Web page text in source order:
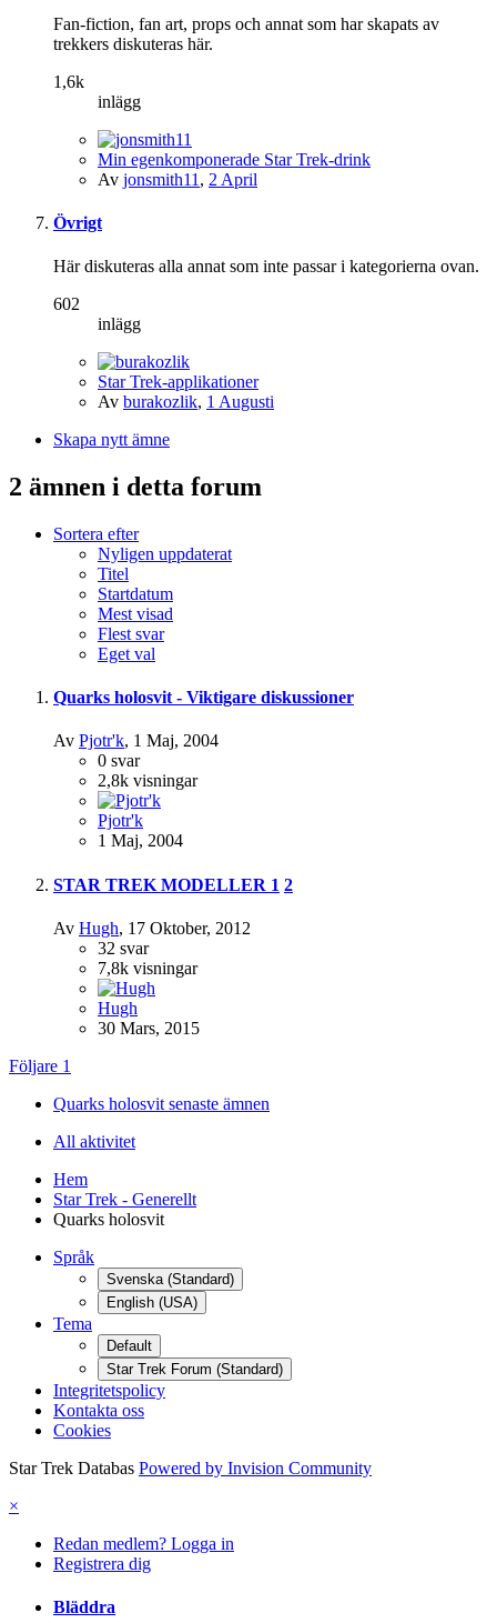
Fan-fiction, fan art, props och annat som har skapats av
trekkers diskuteras här.
1,6k
inlägg
Min egenkomponerade Star Trek-drink
Av jonsmith11 , 2 April
Övrigt
Här diskuteras alla annat som inte passar i kategorierna ovan.
602
inlägg
Star Trek-applikationer
Av burakozlik, 1 Augusti
Skapa nytt ämne
2 ämnen i detta forum
Sortera efter
Nyligen uppdaterat
Titel
Startdatum
Mest visad
Flest svar
Eget val
Quarks holosvit - Viktigare diskussioner
Av Pjotr'k, 1 Maj, 2004
0 svar
2,8k visningar
Pjotr'k
1 Maj, 2004
STAR TREK MODELLER 1 2
Av Hugh, 17 Oktober, 2012
32 svar
7,8k visningar
Hugh
30 Mars, 2015
Följare 1
Quarks holosvit senaste ämnen
All aktivitet
Hem
Star Trek - Generellt
Quarks holosvit
Språk
Svenska (Standard)
English (USA)
Tema
Default
Star Trek Forum (Standard)
Integritetspolicy
Kontakta oss
Cookies
Star Trek Databas Powered by Invision Community
×
Redan medlem? Logga in
Registrera dig
Bläddra